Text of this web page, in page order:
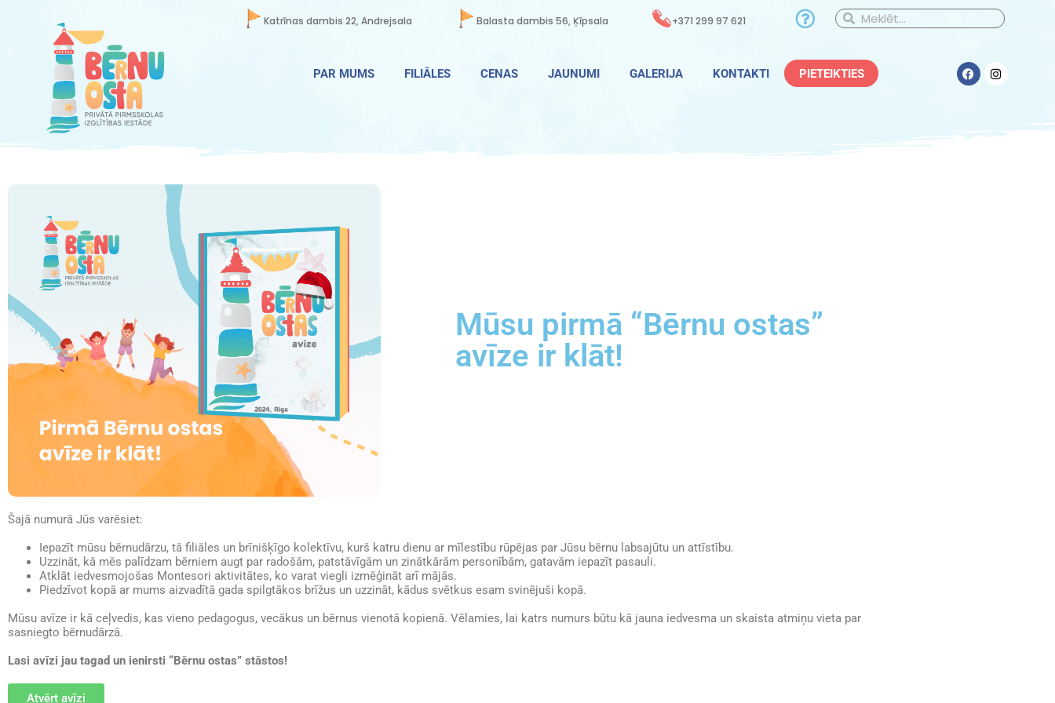
Katrīnas dambis 22, Andrejsala Balasta dambis 56, Ķīpsala +371 299 97 621
PAR MUMS FILIĀLES CENAS JAUNUMI GALERIJA KONTAKTI PIETEIKTIES
Mūsu pirmā “Bērnu ostas”
avīze ir klāt!
Šajā numurā Jūs varēsiet:
Iepazīt mūsu bērnudārzu, tā filiāles un brīnišķīgo kolektīvu, kurš katru dienu ar mīlestību rūpējas par Jūsu bērnu labsajūtu un attīstību.
Uzzināt, kā mēs palīdzam bērniem augt par radošām, patstāvīgām un zinātkārām personībām, gatavām iepazīt pasauli.
Atklāt iedvesmojošas Montesori aktivitātes, ko varat viegli izmēģināt arī mājās.
Piedzīvot kopā ar mums aizvadītā gada spilgtākos brīžus un uzzināt, kādus svētkus esam svinējuši kopā.
Mūsu avīze ir kā ceļvedis, kas vieno pedagogus, vecākus un bērnus vienotā kopienā. Vēlamies, lai katrs numurs būtu kā jauna iedvesma un skaista atmiņu vieta par
sasniegto bērnudārzā.
Lasi avīzi jau tagad un ienirsti “Bērnu ostas” stāstos!
Atvērt avīzi